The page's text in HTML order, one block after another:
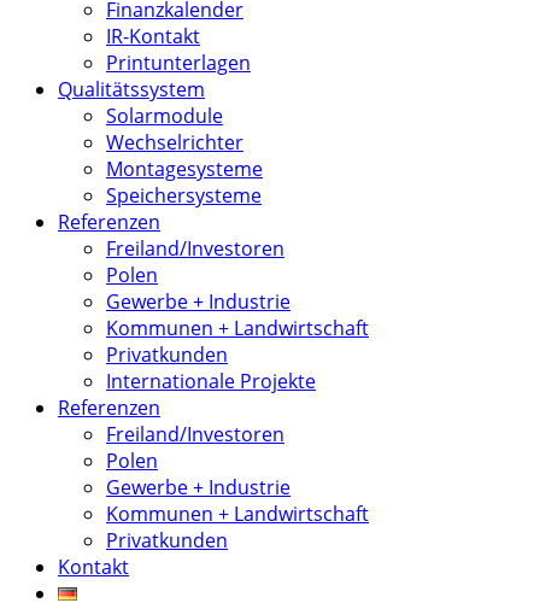
Finanzkalender
IR-Kontakt
Printunterlagen
Qualitätssystem
Solarmodule
Wechselrichter
Montagesysteme
Speichersysteme
Referenzen
Freiland/Investoren
Polen
Gewerbe + Industrie
Kommunen + Landwirtschaft
Privatkunden
Internationale Projekte
Referenzen
Freiland/Investoren
Polen
Gewerbe + Industrie
Kommunen + Landwirtschaft
Privatkunden
Kontakt